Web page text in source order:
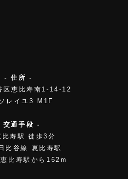
- 住所 -
区恵比寿南1-14-12
レイユ3 M1F
交通手段 -
寿駅 徒歩3分
比谷線 恵比寿駅
比寿駅から162m